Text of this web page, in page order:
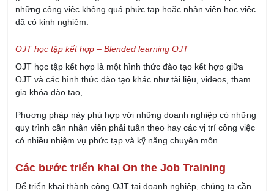
những công việc không quá phức tạp hoặc nhân viên học việc
đã có kinh nghiệm.
OJT học tập kết hợp – Blended learning OJT
OJT học tập kết hợp là một hình thức đào tạo kết hợp giữa
OJT và các hình thức đào tạo khác như tài liệu, videos, tham
gia khóa đào tạo,…
Phương pháp này phù hợp với những doanh nghiệp có những
quy trình cần nhân viên phải tuân theo hay các vị trí công việc
có nhiều nhiệm vụ phức tạp và kỹ năng chuyên môn.
Các bước triển khai On the Job Training
Để triển khai thành công OJT tại doanh nghiệp, chúng ta cần